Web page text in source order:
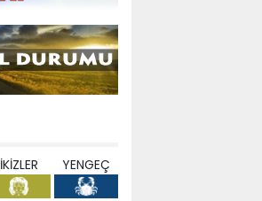
İKİZLER YENGEÇ